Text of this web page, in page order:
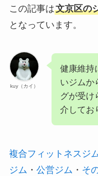
この記事は文京区の
となっています。
kuy（カイ）
健康維持
いジムか
グが受け
介してお
複合フィットネスジ
ジム ・ 公営ジム ・ そ